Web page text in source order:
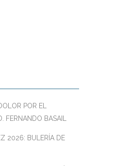
POR EL
FERNANDO BASAIL
2026: BULERÍA DE